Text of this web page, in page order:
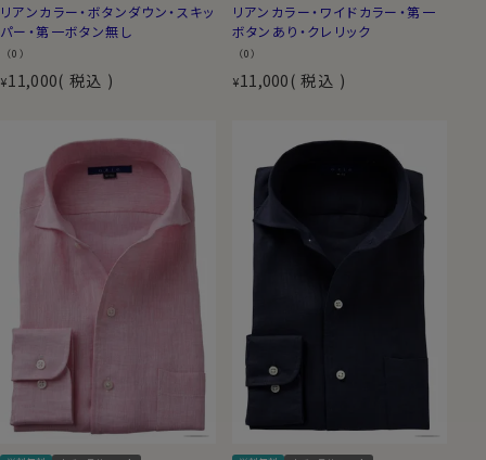
リアンカラー・ボタンダウン・スキッ
パー・第一ボタン無し
（0）
¥11,000 税込
リアンカラー・ワイドカラー・第一
ボタンあり・クレリック
（0）
¥11,000 税込